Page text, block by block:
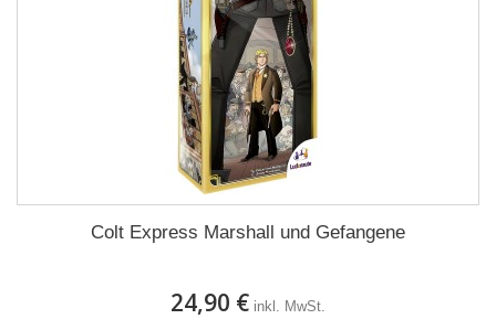
Colt Express Marshall und Gefangene
24,90 € inkl. MwSt.